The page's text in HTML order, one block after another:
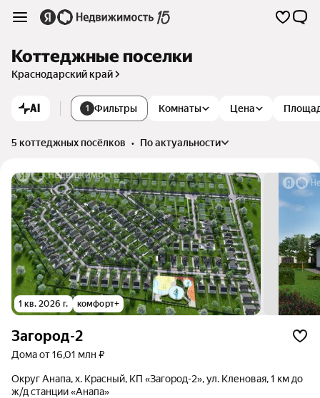
Коттеджные поселки
Краснодарский край
AI 1 Фильтры Комнаты Цена
5 коттеджных посёлков • по актуальности
1 кв. 2026 г. комфорт+
Загород-2
дома от 16,01 млн ₽
округ Анапа, х. Красный, КП «Загород-2», ул. Кленовая, 1 км до
ж/д станции «Анапа»